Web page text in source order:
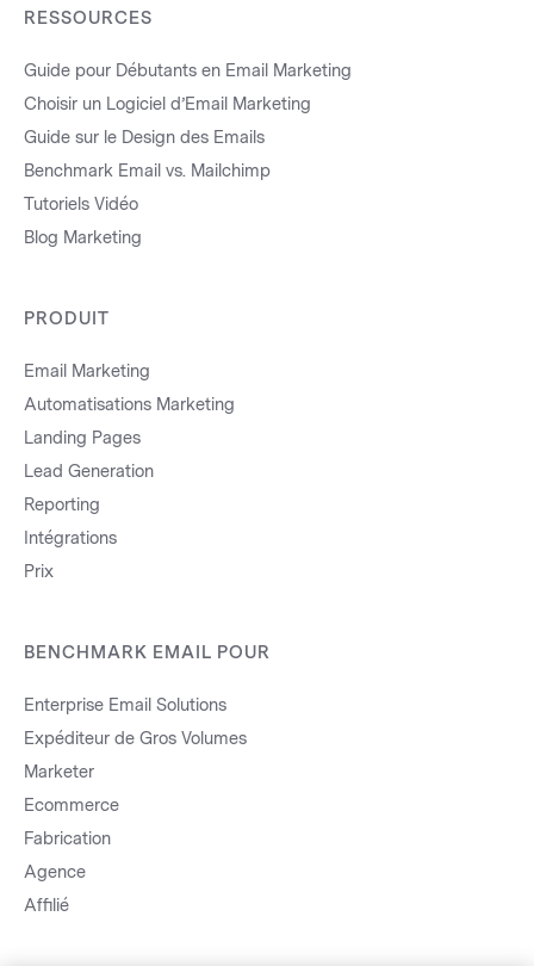
RESSOURCES
Guide pour Débutants en Email Marketing
Choisir un Logiciel d’Email Marketing
Guide sur le Design des Emails
Benchmark Email vs. Mailchimp
Tutoriels Vidéo
Blog Marketing
PRODUIT
Email Marketing
Automatisations Marketing
Landing Pages
Lead Generation
Reporting
Intégrations
Prix
BENCHMARK EMAIL POUR
Enterprise Email Solutions
Expéditeur de Gros Volumes
Marketer
Ecommerce
Fabrication
Agence
Affilié